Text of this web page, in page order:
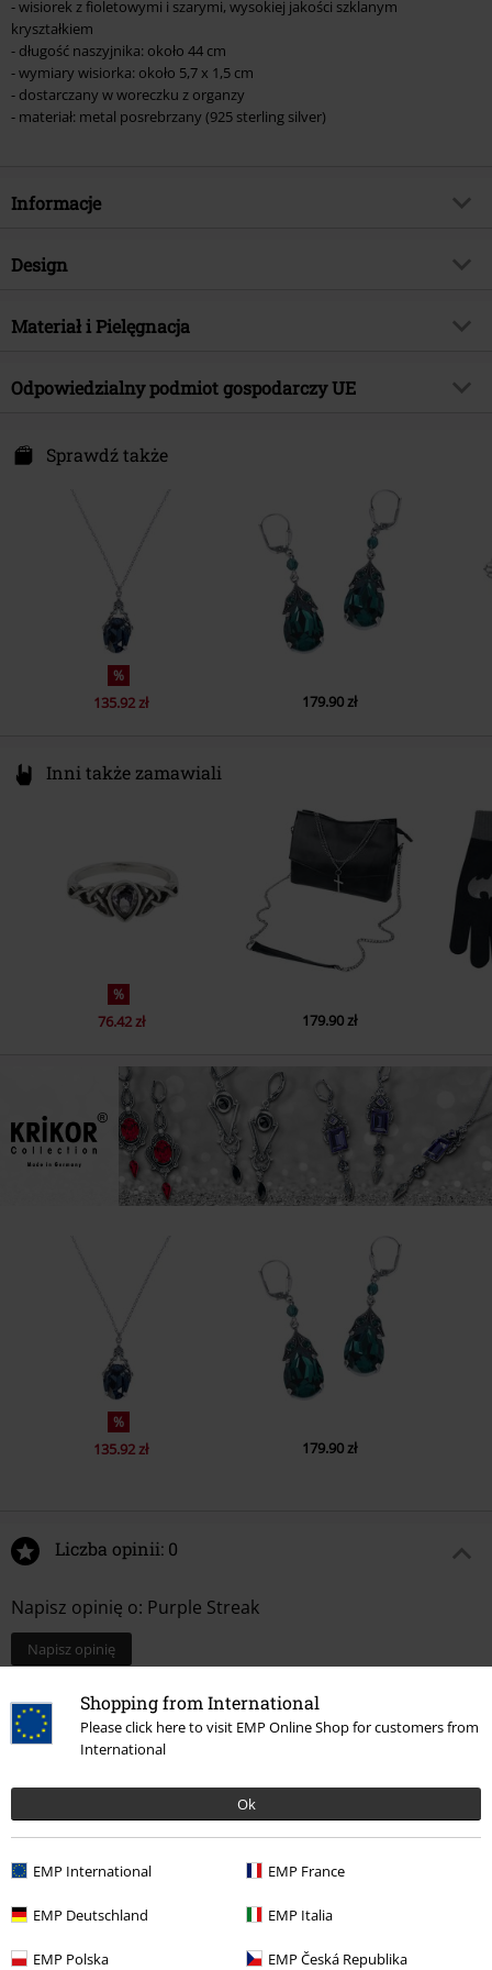
Shopping from International
Please click here to visit EMP Online Shop for customers from
International
Ok
EMP International EMP France
EMP Deutschland EMP Italia
EMP Polska EMP Česká Republika
- wisiorek z fioletowymi i szarymi, wysokiej jakości szklanym
kryształkiem
- długość naszyjnika: około 44 cm
- wymiary wisiorka: około 5,7 x 1,5 cm
- dostarczany w woreczku z organzy
- materiał: metal posrebrzany (925 sterling silver)
Informacje
Numer artykułu
Brand
Data premiery
2024-09-23
Design
Rodzaj artykułu
Materiał i Pielęgnacja
Materiał wierzchni srebro (925 Sterling Silver)
Odpowiedzialny podmiot gospodarczy UE
Pinneichenstr. 23
Sprawdź także
%
135.92 zł 179.90 zł
Inni także zamawiali
%
76.42 zł 179.90 zł
%
135.92 zł 179.90 zł
Liczba opinii: 0
Napisz opinię o: Purple Streak
Napisz opinię
Więcej kategorii. Więcej możliwości.